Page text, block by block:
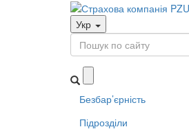
Укр
Безбар’єрність
Підрозділи